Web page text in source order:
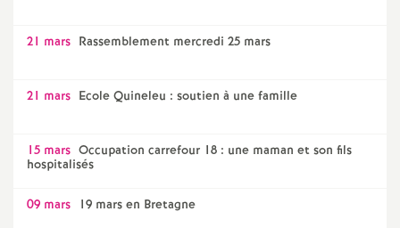
21 mars Rassemblement mercredi 25 mars
21 mars Ecole Quineleu : soutien à une famille
15 mars Occupation carrefour 18 : une maman et son fils
hospitalisés
09 mars 19 mars en Bretagne